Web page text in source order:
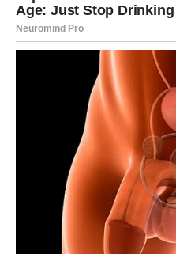
Rakovi bi uskoro mogli
donosi veliko olakšanje.
Moguća je isplata, povrat
pomaže da riješite problem
Poruka zvijezda
Vjerujte da se stvari okreću